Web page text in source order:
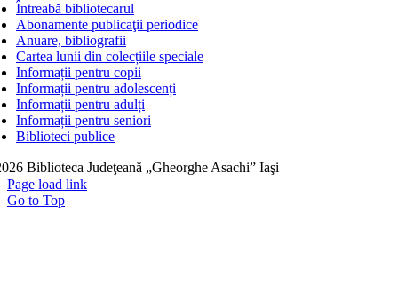
Întreabă bibliotecarul
Abonamente publicaţii periodice
Anuare, bibliografii
Cartea lunii din colecțiile speciale
Informații pentru copii
Informații pentru adolescenți
Informații pentru adulți
Informații pentru seniori
Biblioteci publice
Biblioteca Judeţeană „Gheorghe Asachi” Iaşi
Page load link
Go to Top